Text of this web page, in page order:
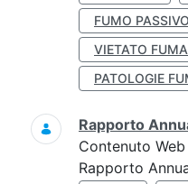
FUMO PASSIVO
VIETATO
PATOLOGIE
Rapporto
Contenuto Web
Rapporto